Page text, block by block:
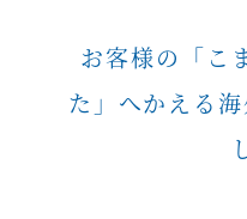
お客様の「こ
た」へかえる